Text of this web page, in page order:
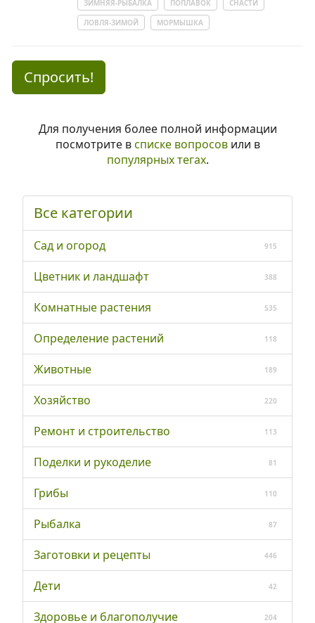
ЗИМНЯЯ-РЫБАЛКА ПОПЛАВОК
СНАСТИ
ЛОВЛЯ-ЗИМОЙ
МОРМЫШКА
Спросить!
Для получения более полной информации
посмотрите всписке вопросовили в
популярных тегах.
Все категории
Сад и огород 915
Цветник и ландшафт 388
Комнатные растения 535
Определение растений 118
Животные 189
Хозяйство 220
Ремонт и строительство 113
Поделки и рукоделие 81
Грибы 110
Рыбалка 87
Заготовки и рецепты 446
Дети 42
Здоровье и благополучие 204